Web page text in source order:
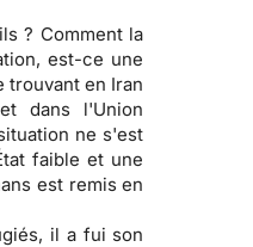
? Comment la
est-ce une
en Iran
dans l'Union
ne s'est
faible et une
est remis en
il a fui son